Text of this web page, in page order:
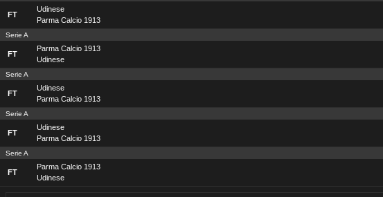
FT
Udinese
Parma Calcio 1913
Serie A
FT
Parma Calcio 1913
Udinese
Serie A
FT
Udinese
Parma Calcio 1913
Serie A
FT
Udinese
Parma Calcio 1913
Serie A
FT
Parma Calcio 1913
Udinese